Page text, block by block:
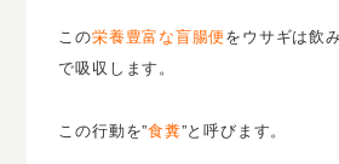
この栄養豊富な盲腸便をウサギは飲
で吸収します。
この行動を”食糞”と呼びます。